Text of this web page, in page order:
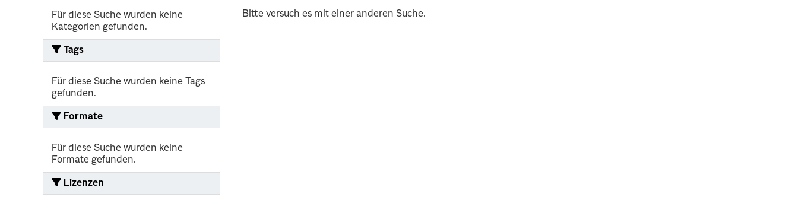
Für diese Suche wurden keine
Kategorien gefunden.
Tags
Für diese Suche wurden keine Tags
gefunden.
Formate
Für diese Suche wurden keine
Formate gefunden.
Lizenzen
Bitte versuch es mit einer anderen Suche.